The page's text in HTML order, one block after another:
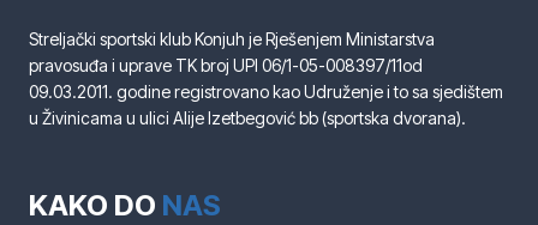
Streljački sportski klub Konjuh je Rješenjem Ministarstva
pravosuđa i uprave TK broj UPI 06/1-05-008397/11od
09.03.2011. godine registrovano kao Udruženje i to sa sjedištem
u Živinicama u ulici Alije Izetbegović bb (sportska dvorana).
KAKO DO NAS